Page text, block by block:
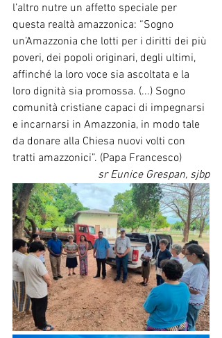
l’altro nutre un affetto speciale per
questa realtà amazzonica: “Sogno
un’Amazzonia che lotti per i diritti dei più
poveri, dei popoli originari, degli ultimi,
affinché la loro voce sia ascoltata e la
loro dignità sia promossa. (...) Sogno
comunità cristiane capaci di impegnarsi
e incarnarsi in Amazzonia, in modo tale
da donare alla Chiesa nuovi volti con
tratti amazzonici”. (Papa Francesco)
sr Eunice Grespan, sjbp